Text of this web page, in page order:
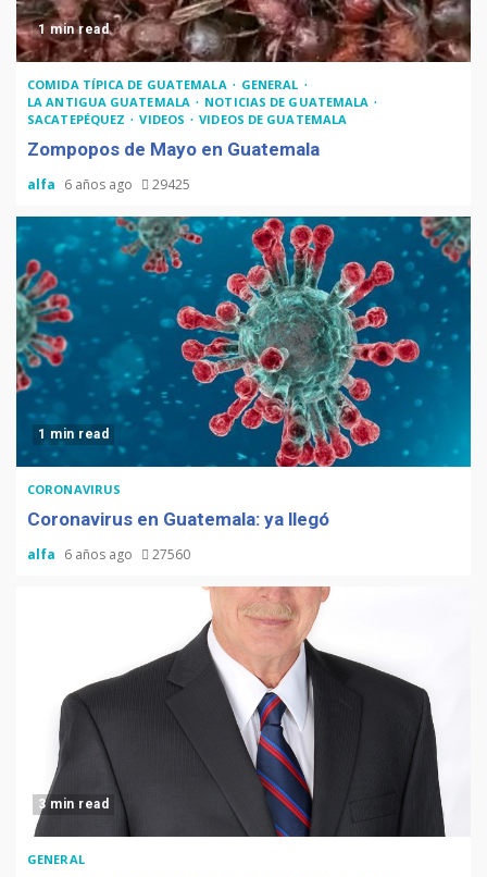
1 min read
COMIDA TÍPICA DE GUATEMALA
GENERAL
LA ANTIGUA GUATEMALA
NOTICIAS DE GUATEMALA
SACATEPÉQUEZ
VIDEOS VIDEOS DE GUATEMALA
Zompopos de Mayo en Guatemala
alfa 6 años ago 29425
1 min read
CORONAVIRUS
Coronavirus en Guatemala: ya llegó
alfa 6 años ago 27560
3 min read
GENERAL